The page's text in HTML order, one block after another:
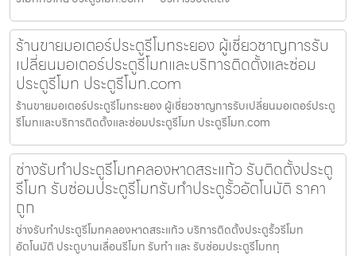
ร้านขายมอเตอร์ประตูรีโมทระยอง ผู้เชี่ยวชาญการรับ
เปลี่ยนมอเตอร์ประตูรีโมทและบริการติดตั้งและซ่อม
ประตูรีโมท ประตูรีโมท.com
ร้านขายมอเตอร์ประตูรีโมทระยอง ผู้เชี่ยวชาญการรับเปลี่ยนมอเตอร์ประตู
รีโมทและบริการติดตั้งและซ่อมประตูรีโมท ประตูรีโมท.com
ช่างรับทำประตูรีโมทคลองหาดสระแก้ว รับติดตั้งประตู
รีโมท รับซ่อมประตูรีโมทรับทำประตูรั้วอัตโนมัติ ราคา
ถูก
ช่างรับทำประตูรีโมทคลองหาดสระแก้ว บริการติดตั้งประตูรั้วรีโมท
อัตโนมัติ ประตูบานเลื่อนรีโมท รับทำ และ รับซ่อมประตูรีโมททุ